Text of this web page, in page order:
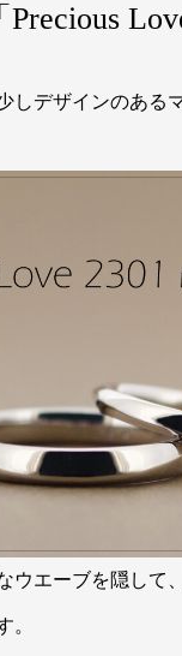
Precious
しデザインのある
ウエーブを隠して
。